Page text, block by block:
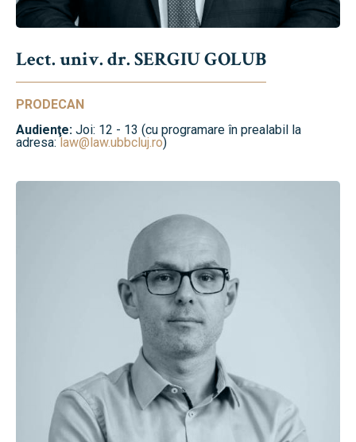
Lect. univ. dr. SERGIU GOLUB
PRODECAN
Audienţe: Joi: 12 - 13 (cu programare în prealabil la
adresa:law@law.ubbcluj.ro)